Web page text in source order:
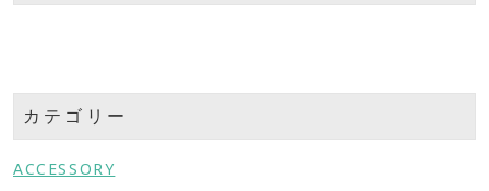
カテゴリー
ACCESSORY